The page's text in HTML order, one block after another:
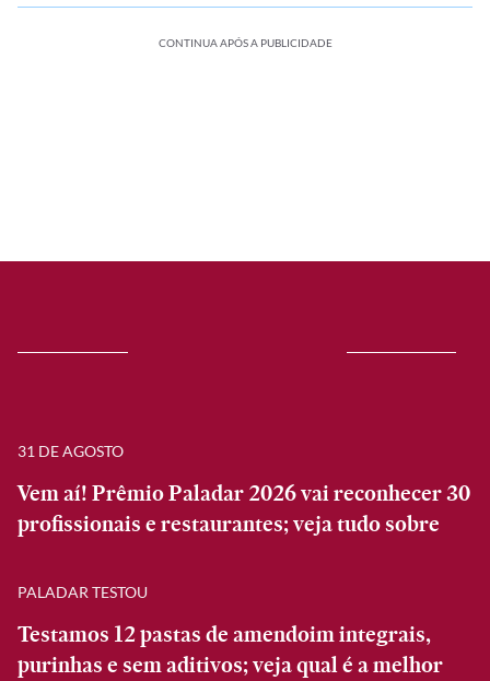
CONTINUA APÓS A PUBLICIDADE
31 DE AGOSTO
Vem aí! Prêmio Paladar 2026 vai reconhecer 30
profissionais e restaurantes; veja tudo sobre
PALADAR TESTOU
Testamos 12 pastas de amendoim integrais,
purinhas e sem aditivos; veja qual é a melhor